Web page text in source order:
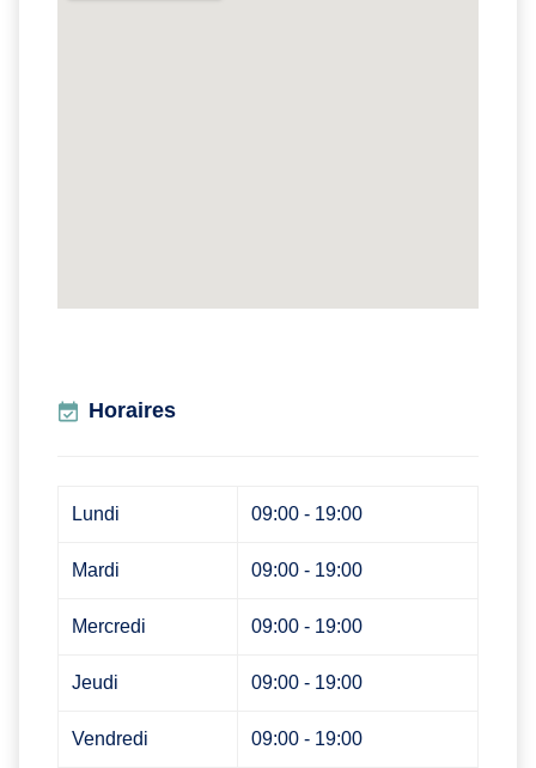
Horaires
Lundi 09:00 - 19:00
Mardi 09:00 - 19:00
Mercredi 09:00 - 19:00
Jeudi 09:00 - 19:00
Vendredi 09:00 - 19:00